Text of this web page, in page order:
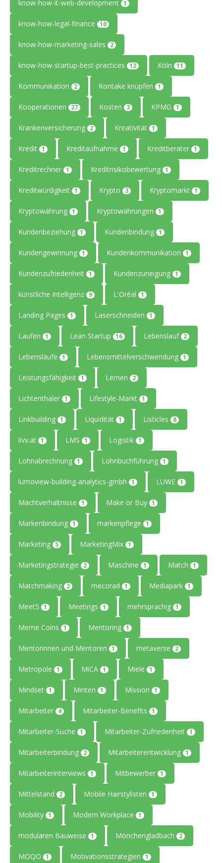
know-how-it-web-development 1
know-how-legal-finance 10
know-how-marketing-sales 2
know-how-startup-best-practices 12 Köln 11
Kommunikation 2 Kontake knüpfen 1
Kooperationen 27 Kosten 3 KPMG 1
Krankenversicherung 2 Kreativität 1
Kredit 1 Kreditaufnahme 1 Kreditberater 1
Kreditrechner 1 Kreditrisikobewertung 1
Kreditwürdigkeit 1 Krypto 3 Kryptomarkt 1
Kryptowährung 1 Kryptowährungen 1
Kundenbeziehung 1 Kundenbindung 1
Kundengewinnung 1 Kundenkommunikation 1
Kundenzufriedenheit 1 Kundenzuneigung 1
künstliche Intelligenz 9 L'Oréal 1
Landing Pages 1 Laserschneiden 1
Laufen 1 Lean Startup 16 Lebenslauf 2
Lebensläufe 1 Lebensmittelverschwendung 1
Leistungsfähigkeit 1 Lernen 2
Lichtenthaler 1 Lifestyle-Markt 1
Linkbuilding 1 Liquidität 1 Listicles 8
livv.at 1 LMS 1 Logistik 1
Lohnabrechnung 1 Lohnbuchführung 1
lumoview-building-analytics-gmbh 1 LUWE 1
Machtverhältnisse 1 Make or Buy 1
Markenbindung 1 markenpflege 1
Marketing 5 MarketingMix 1
Marketingstrategie 2 Maschine 1 Match 1
Matchmaking 2 mecorad 1 Mediapark 1
Meet5 1 Meetings 1 mehrsprachig 1
Meme Coins 1 Mentoring 1
Mentorinnen und Mentoren 1 metaverse 2
Metropole 1 MiCA 1 Miele 1
Mindset 1 Minten 1 Mission 1
Mitarbeiter 4 Mitarbeiter-Benefits 1
Mitarbeiter-Suche 1 Mitarbeiter-Zufriedenheit 1
Mitarbeiterbindung 2 Mitarbeiterentwicklung 1
Mitarbeiterinterviews 1 Mitbewerber 1
Mittelstand 2 Mobile Hairstylisten 1
Mobility 1 Modern Workplace 1
modularen Bauweise 1 Mönchengladbach 2
MOQO 1 Motivationsstrategien 1